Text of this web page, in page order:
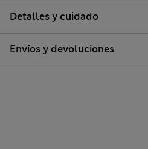
Detalles y cuidado
Envíos y devoluciones